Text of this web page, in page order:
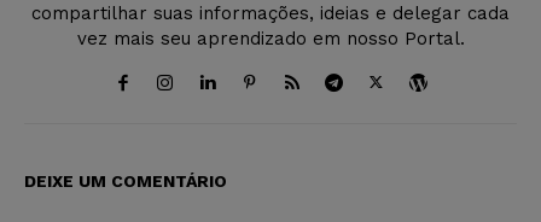
compartilhar suas informações, ideias e delegar cada
vez mais seu aprendizado em nosso Portal.
DEIXE UM COMENTÁRIO